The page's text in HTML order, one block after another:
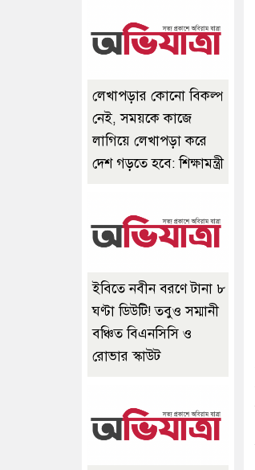
লেখাপড়ার কোনো বিকল্প
নেই, সময়কে কাজে
লাগিয়ে লেখাপড়া করে
দেশ গড়তে হবে: শিক্ষামন্ত্রী
ইবিতে নবীন বরণে টানা ৮
ঘণ্টা ডিউটি! তবুও সম্মানী
বঞ্চিত বিএনসিসি ও
রোভার স্কাউট